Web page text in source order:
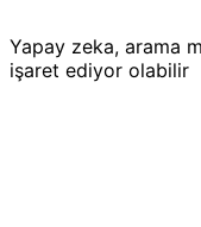
Yapay zeka, arama
işaret ediyor olabilir